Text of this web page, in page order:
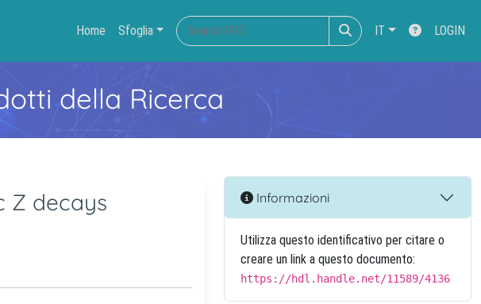
Home Sfoglia IT LOGIN
della Ricerca
Z decays Informazioni
Utilizza questo identificativo per citare o
creare un link a questo documento:
https://hdl.handle.net/11589/4136